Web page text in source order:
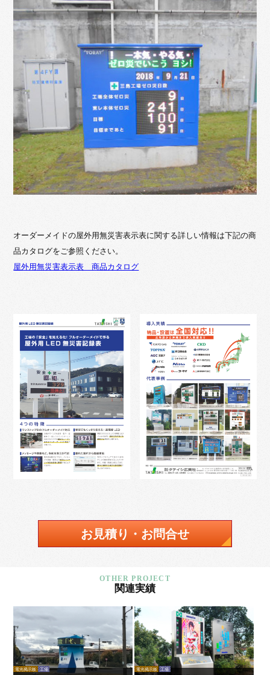
オーダーメイドの屋外用無災害表示表に関する詳しい情報は下記の商
品カタログをご参照ください。
屋外用無災害表示表 商品カタログ
お見積り・お問合せ
関連実績
電光掲示板 工場 電光掲示板 工場